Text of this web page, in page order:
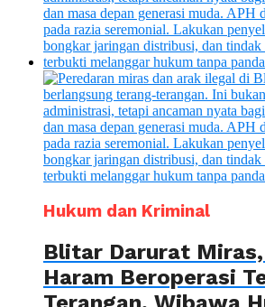
Hukum dan Kriminal
Blitar Darurat
Haram Beroperasi